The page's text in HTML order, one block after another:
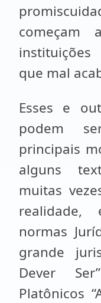
começam
que mal
Esses e
podem
principais
alguns
muitas
realidade,
normas
grande
Dever
Platônicos